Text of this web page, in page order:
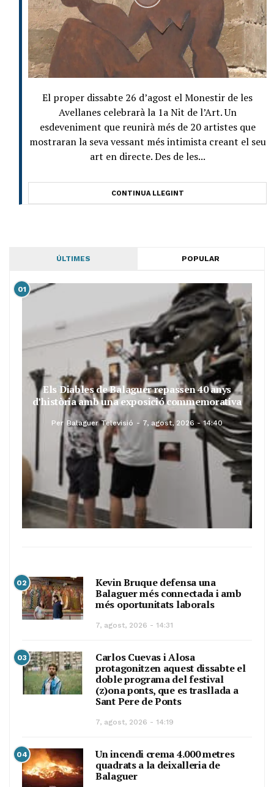
El proper dissabte 26 d’agost el Monestir de les
Avellanes celebrarà la 1a Nit de l’Art. Un
esdeveniment que reunirà més de 20 artistes que
mostraran la seva vessant més intimista creant el seu
art en directe. Des de les...
CONTINUA LLEGINT
ÚLTIMES POPULAR
01
Els Diables de Balaguer repassen 40 anys
d’història amb una exposició commemorativa
Per Balaguer Televisió 7, agost, 2026 - 14:40
02
Kevin Bruque defensa una
Balaguer més connectada i amb
més oportunitats laborals
7, agost, 2026 - 14:31
03
Carlos Cuevas i Alosa
protagonitzen aquest dissabte el
doble programa del festival
(z)ona ponts, que es trasllada a
Sant Pere de Ponts
7, agost, 2026 - 14:19
04
Un incendi crema 4.000 metres
quadrats a la deixalleria de
Balaguer